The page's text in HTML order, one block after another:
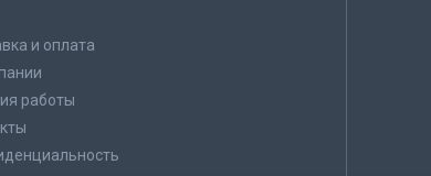
и оплата
работы